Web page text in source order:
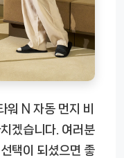
N 자동 먼지 비
겠습니다. 여러분
택이 되셨으면 좋